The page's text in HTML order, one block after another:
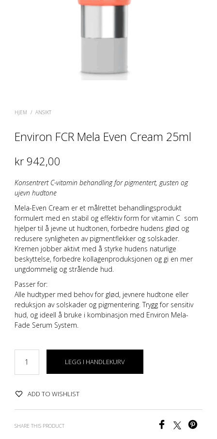
HJEM / ANSIKT
Environ FCR Mela Even Cream 25ml
kr 942,00
Konsentrert C-vitamin behandling for pigmentert, gusten og
ujevn hudtone
Mela-Even Cream er et målrettet behandlingsprodukt
formulert med en stabil og effektiv form forvitamin C som
hjelper til å jevne ut hudtonen, forbedre hudens glød og
redusere synligheten av pigmentflekkerog solskader.
Kremen jobber aktivt med å styrke hudens naturlige
beskyttelse, forbedre kollagenproduksjonen og gi en mer
ungdommelig og strålende hud.
Passer for:
Alle hudtyper med behov for glød, jevnere hudtone eller
reduksjon av solskader og pigmentering. Trygg for sensitiv
hud, og ideell å bruke i kombinasjon med Environ Mela-
Fade Serum System.
LEGG I HANDLEKURV
ADD TO WISHLIST
SHARE THIS PRODUCT